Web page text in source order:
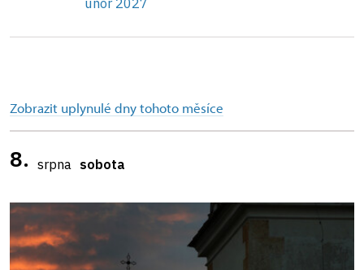
Zobrazit uplynulé dny tohoto měsíce
8. srpna sobota